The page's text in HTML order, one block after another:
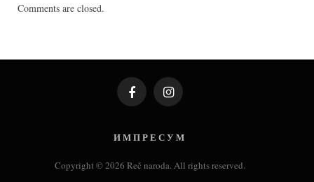
Comments are closed.
FacebookInstagram
И М П Р Е С У М
Copyright © 2026 Reč naroda. All rights reserved.